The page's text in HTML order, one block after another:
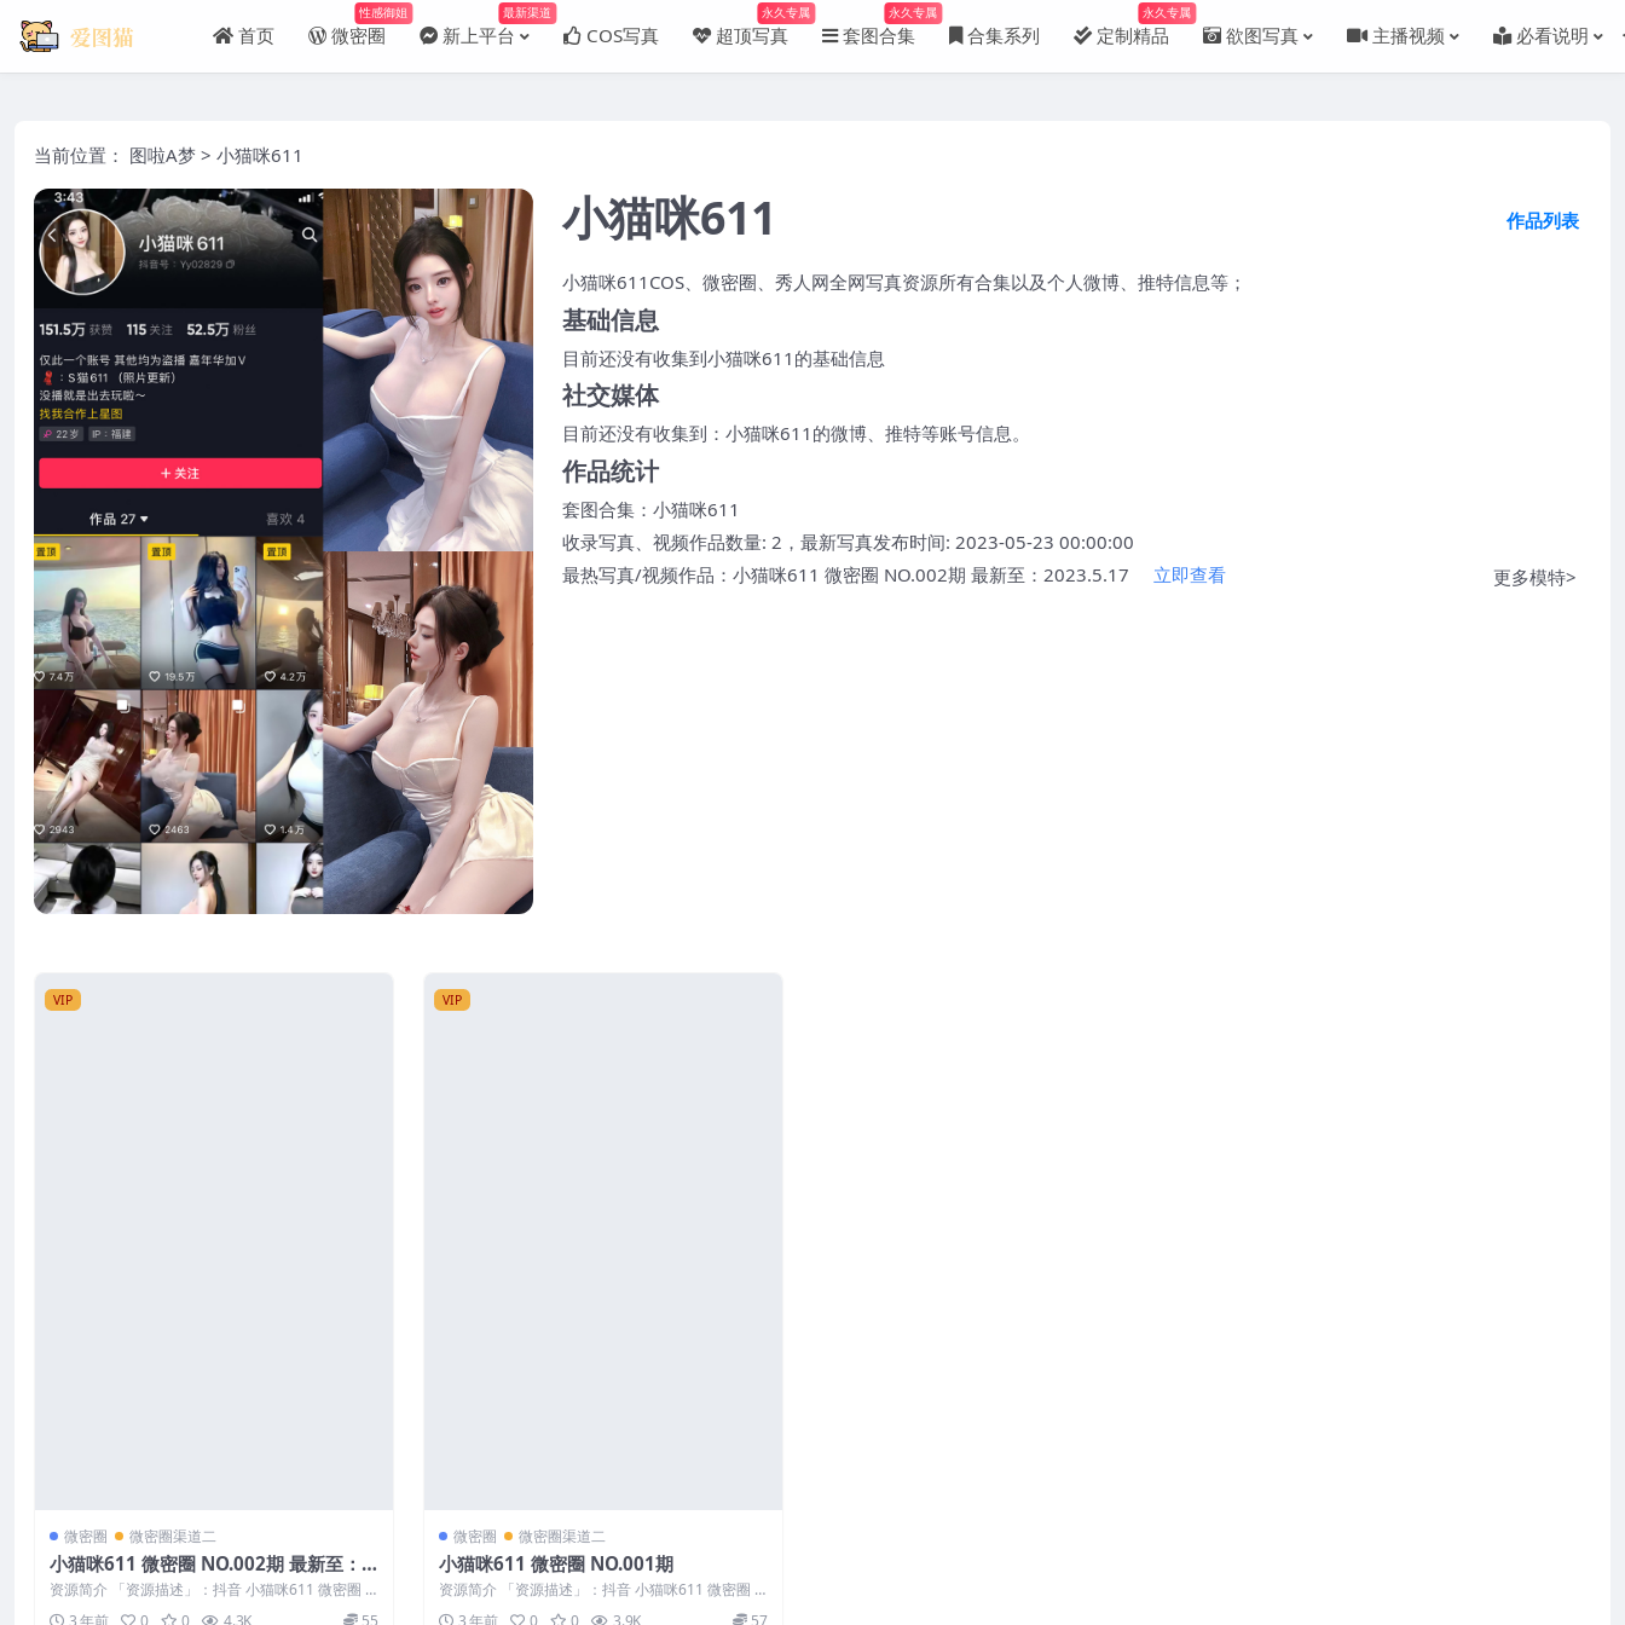
首页 微密圈
性感御姐
新上平台
最新渠道
COS写真 超顶写真
永久专属
套图合集
永久专属
合集系列 定制精品
永久专属
欲图写真 主播视频 必看说明
当前位置： 图啦A梦 > 小猫咪611
小猫咪611 作品列表
小猫咪611COS、微密圈、秀人网全网写真资源所有合集以及个人微博、推特信息等；
基础信息
目前还没有收集到小猫咪611的基础信息
社交媒体
目前还没有收集到：小猫咪611的微博、推特等账号信息。
作品统计
套图合集：小猫咪611
收录写真、视频作品数量: 2，最新写真发布时间: 2023-05-23 00:00:00
最热写真/视频作品：小猫咪611 微密圈 NO.002期 最新至：2023.5.17
立即查看 更多模特>
VIP
微密圈 微密圈渠道二
小猫咪611 微密圈 NO.002期 最新至：2
023.5.17
资源简介 「资源描述」：抖音 小猫咪611 微密圈 N
O.002期 【26P】最...
3 年前 0 0 4.3K 55
VIP
微密圈 微密圈渠道二
小猫咪611 微密圈 NO.001期
资源简介 「资源描述」：抖音 小猫咪611 微密圈 N
O.001期 【21P】 ...
3 年前 0 0 3.9K 57